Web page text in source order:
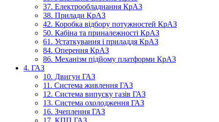
37. Електрообладнання КрАЗ
38. Прилади КрАЗ
42. Коробка відбору потужностей КрАЗ
50. Кабіна та приналежності КрАЗ
61. Устаткування і приладдя КрАЗ
84. Оперення КрАЗ
86. Механізм підйому платформи КрАЗ
4. ГАЗ
10. Двигун ГАЗ
11. Система живлення ГАЗ
12. Система випуску газів ГАЗ
13. Система охолодження ГАЗ
16. Зчеплення ГАЗ
17. КПП ГАЗ